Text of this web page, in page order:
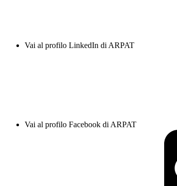
Vai al profilo LinkedIn di ARPAT
Vai al profilo Facebook di ARPAT